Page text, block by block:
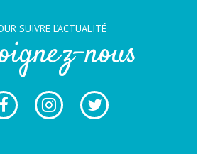
SUIVRE L’ACTUALITÉ
nous